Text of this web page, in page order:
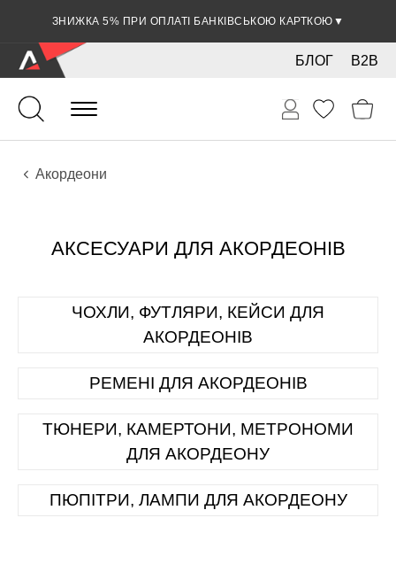
ЗНИЖКА 5% ПРИ ОПЛАТІ БАНКІВСЬКОЮ КАРТКОЮ ▼
B2B
БЛОГ
Духові
Акордеони
АКСЕСУАРИ ДЛЯ АКОРДЕОНІВ
ЧОХЛИ, ФУТЛЯРИ, КЕЙСИ ДЛЯ
АКОРДЕОНІВ
РЕМЕНІ ДЛЯ АКОРДЕОНІВ
ТЮНЕРИ, КАМЕРТОНИ, МЕТРОНОМИ
ДЛЯ АКОРДЕОНУ
ПЮПІТРИ, ЛАМПИ ДЛЯ АКОРДЕОНУ